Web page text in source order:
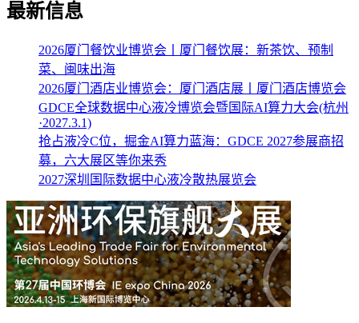
最新信息
2026厦门餐饮业博览会丨厦门餐饮展：新茶饮、预制
菜、闽味出海
2026厦门酒店业博览会：厦门酒店展丨厦门酒店博览会
GDCE全球数据中心液冷博览会暨国际AI算力大会(杭州
·2027.3.1)
抢占液冷C位，掘金AI算力蓝海：GDCE 2027参展商招
募，六大展区等你来秀
2027深圳国际数据中心液冷散热展览会